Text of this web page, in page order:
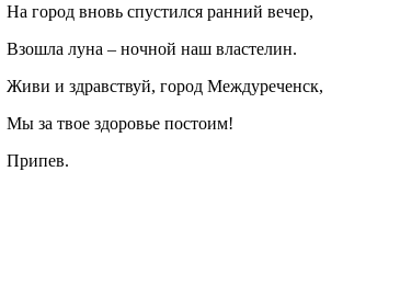
На город вновь спустился ранний вечер,
Взошла луна – ночной наш властелин.
Живи и здравствуй, город Междуреченск,
Мы за твое здоровье постоим!
Припев.